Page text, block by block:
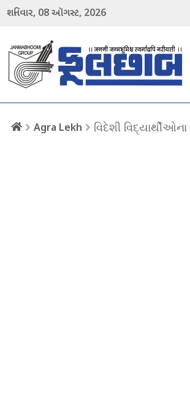
શનિવાર, 08ઑગસ્ટ, 2026
Agra Lekh વિદેશી વિદ્યાર્થીઓના